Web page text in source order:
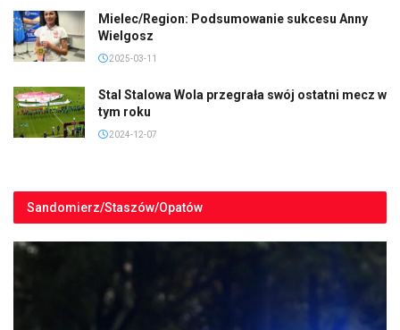
Mielec/Region: Podsumowanie sukcesu Anny
Wielgosz
2025-03-11
Stal Stalowa Wola przegrała swój ostatni mecz w
tym roku
2024-12-07
Sandomierz/Staszów/Opatów